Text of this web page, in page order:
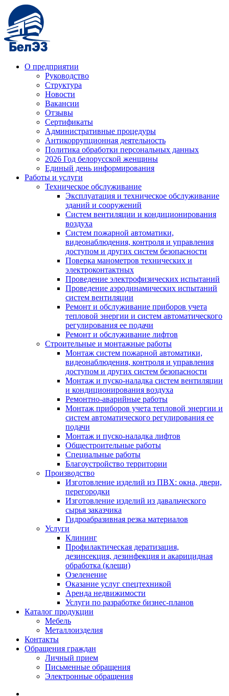
О предприятии
Руководство
Структура
Новости
Вакансии
Отзывы
Сертификаты
Административные процедуры
Антикоррупционная деятельность
Политика обработки персональных данных
2026 Год белорусской женщины
Единый день информирования
Работы и услуги
Техническое обслуживание
Эксплуатация и техническое обслуживание
зданий и сооружений
Систем вентиляции и кондиционирования
воздуха
Систем пожарной автоматики,
видеонаблюдения, контроля и управления
доступом и других систем безопасности
Поверка манометров технических и
электроконтактных
Проведение электрофизических испытаний
Проведение аэродинамических испытаний
систем вентиляции
Ремонт и обслуживание приборов учета
тепловой энергии и систем автоматического
регулирования ее подачи
Ремонт и обслуживание лифтов
Строительные и монтажные работы
Монтаж систем пожарной автоматики,
видеонаблюдения, контроля и управления
доступом и других систем безопасности
Монтаж и пуско-наладка систем вентиляции
и кондиционирования воздуха
Ремонтно-аварийные работы
Монтаж приборов учета тепловой энергии и
систем автоматического регулирования ее
подачи
Монтаж и пуско-наладка лифтов
Общестроительные работы
Специальные работы
Благоустройство территории
Производство
Изготовление изделий из ПВХ: окна, двери,
перегородки
Изготовление изделий из давальческого
сырья заказчика
Гидроабразивная резка материалов
Услуги
Клининг
Профилактическая дератизация,
дезинсекция, дезинфекция и акарицидная
обработка (клещи)
Озеленение
Оказание услуг спецтехникой
Аренда недвижимости
Услуги по разработке бизнес-планов
Каталог продукции
Мебель
Металлоизделия
Контакты
Обращения граждан
Личный прием
Письменные обращения
Электронные обращения